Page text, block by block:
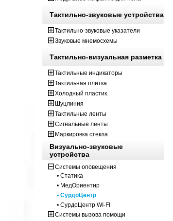
Тактильно-звуковые устройства
Тактильно-звуковые указатели
Звуковые мнемосхемы
Тактильно-визуальная разметка
Тактильные индикаторы
Тактильная плитка
Холодный пластик
Шуцлиния
Тактильные ленты
Сигнальные ленты
Маркировка стекла
Визуально-звуковые
устройства
Системы оповещения
• Статика
• МедОриентир
• СурдоЦентр
• СурдоЦентр WI-FI
Системы вызова помощи